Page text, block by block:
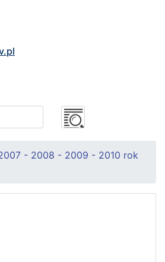
- 2008 - 2009 - 2010 rok